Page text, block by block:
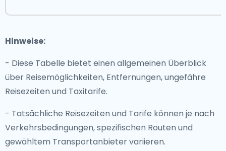
Hinweise:
- Diese Tabelle bietet einen allgemeinen Überblick
über Reisemöglichkeiten, Entfernungen, ungefähre
Reisezeiten und Taxitarife.
- Tatsächliche Reisezeiten und Tarife können je nach
Verkehrsbedingungen, spezifischen Routen und
gewähltem Transportanbieter variieren.